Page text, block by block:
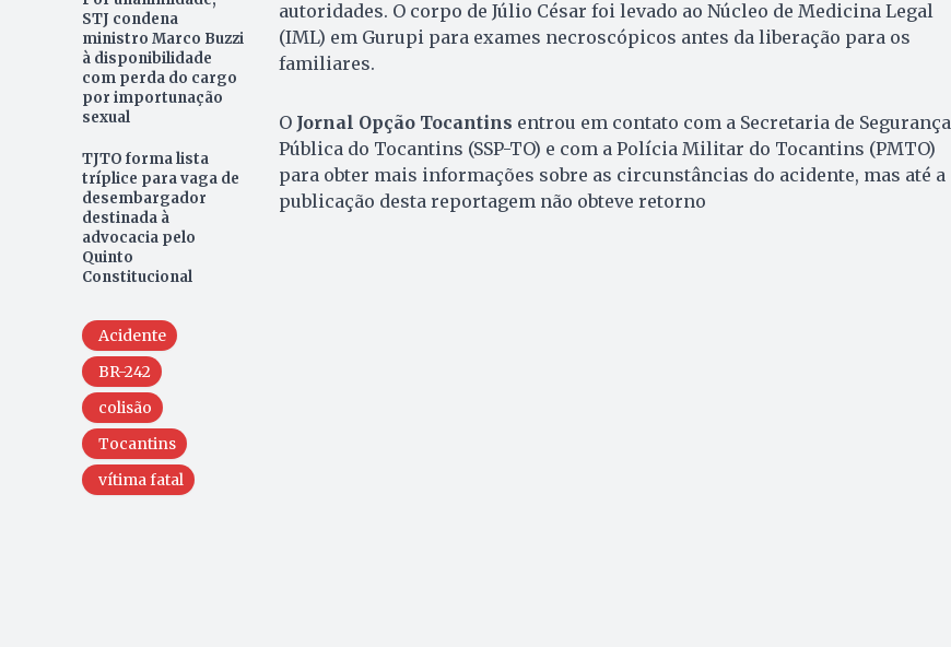
STJ condena
ministro Marco Buzzi
à disponibilidade
com perda do cargo
por importunação
sexual
TJTO forma lista
tríplice para vaga de
desembargador
destinada à
advocacia pelo
Quinto
Constitucional
Acidente
BR-242
colisão
Tocantins
vítima fatal
autoridades. O corpo de Júlio César foi levado ao Núcleo de Medicina Legal
(IML) em Gurupi para exames necroscópicos antes da liberação para os
familiares.
O Jornal Opção Tocantins entrou em contato com a Secretaria de Segurança
Pública do Tocantins (SSP-TO) e com a Polícia Militar do Tocantins (PMTO)
para obter mais informações sobre as circunstâncias do acidente, mas até a
publicação desta reportagem não obteve retorno